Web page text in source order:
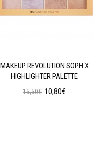
MAKEUP REVOLUTION SOPH X
HIGHLIGHTER PALETTE
15,50€ 10,80€